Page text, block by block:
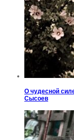
О чудесной
Сысоев